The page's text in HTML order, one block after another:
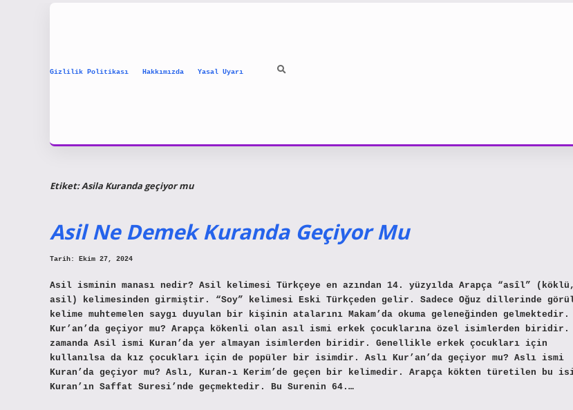
Gizlilik Politikası Hakkımızda Yasal Uyarı
Etiket:Asila Kuranda geçiyor mu
Asil Ne Demek Kuranda Geçiyor Mu
Tarih: Ekim 27, 2024
Asil isminin manası nedir? Asil kelimesi Türkçeye en azından 14. yüzyılda Arapça “asîl” (köklü,
asil) kelimesinden girmiştir. “Soy” kelimesi Eski Türkçeden gelir. Sadece Oğuz dillerinde
kelime muhtemelen saygı duyulan bir kişinin atalarını Makam’da okuma geleneğinden
Kur’an’da geçiyor mu? Arapça kökenli olan asıl ismi erkek çocuklarına özel isimlerden biridir.
zamanda Asil ismi Kuran’da yer almayan isimlerden biridir. Genellikle erkek çocukları için
kullanılsa da kız çocukları için de popüler bir isimdir. Aslı Kur’an’da geçiyor mu? Aslı ismi
Kuran’da geçiyor mu? Aslı, Kuran-ı Kerim’de geçen bir kelimedir. Arapça kökten türetilen bu
Kuran’ın Saffat Suresi’nde geçmektedir. Bu Surenin 64.…